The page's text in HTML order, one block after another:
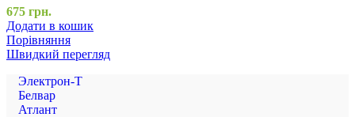
675 грн.
Додати в кошик
Порівняння
Швидкий перегляд
Электрон-Т
Белвар
Атлант